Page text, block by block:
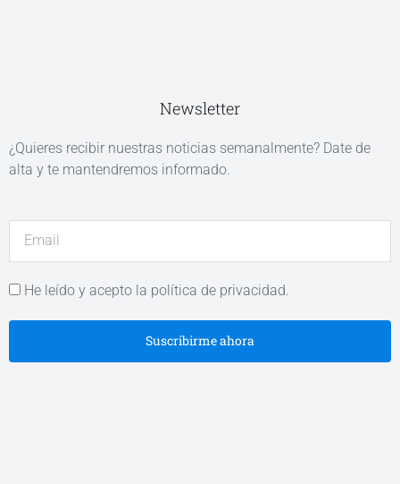
Newsletter
¿Quieres recibir nuestras noticias semanalmente? Date de
alta y te mantendremos informado.
He leído y acepto la política de privacidad.
Suscribirme ahora